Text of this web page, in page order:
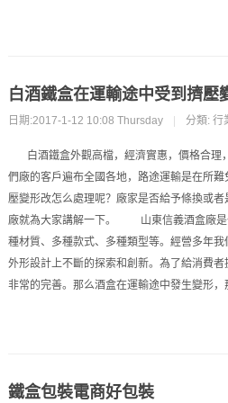
白酒鐵盒在運輸途中受到擠壓
日期:2017-1-12 10:08 Thursday | 分類: 行
白酒鐵盒外觀高檔，經濟實惠，價格合理
們廠的客戶遍布全國各地，路途運輸是在所
壓變形改怎么處理呢？廠家是否給予條換或
廠就為大家講解一下。 山東信義酒盒廠是
種材質、多種款式、多種類型等。經營多年
外形設計上不斷的探索和創新。為了給消費
非常的完善。那么酒盒在運輸途中發生變形，
鐵盒包裝電商好包裝